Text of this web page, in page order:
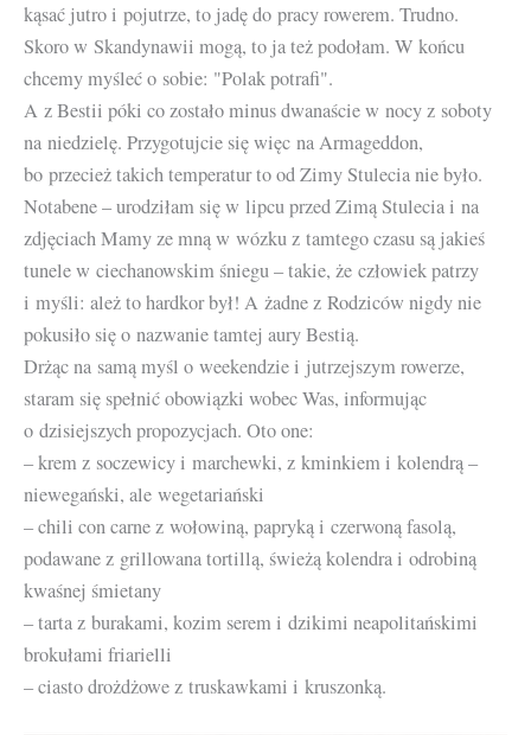
kąsać jutro i pojutrze, to jadę do pracy rowerem. Trudno.
Skoro w Skandynawii mogą, to ja też podołam. W końcu
chcemy myśleć o sobie: "Polak potrafi".
A z Bestii póki co zostało minus dwanaście w nocy z soboty
na niedzielę. Przygotujcie się więc na Armageddon,
bo przecież takich temperatur to od Zimy Stulecia nie było.
Notabene – urodziłam się w lipcu przed Zimą Stulecia i na
zdjęciach Mamy ze mną w wózku z tamtego czasu są jakieś
tunele w ciechanowskim śniegu – takie, że człowiek patrzy
i myśli: ależ to hardkor był! A żadne z Rodziców nigdy nie
pokusiło się o nazwanie tamtej aury Bestią.
Drżąc na samą myśl o weekendzie i jutrzejszym rowerze,
staram się spełnić obowiązki wobec Was, informując
o dzisiejszych propozycjach. Oto one:
– krem z soczewicy i marchewki, z kminkiem i kolendrą –
niewegański, ale wegetariański
– chili con carne z wołowiną, papryką i czerwoną fasolą,
podawane z grillowana tortillą, świeżą kolendra i odrobiną
kwaśnej śmietany
– tarta z burakami, kozim serem i dzikimi neapolitańskimi
brokułami friarielli
– ciasto drożdżowe z truskawkami i kruszonką.